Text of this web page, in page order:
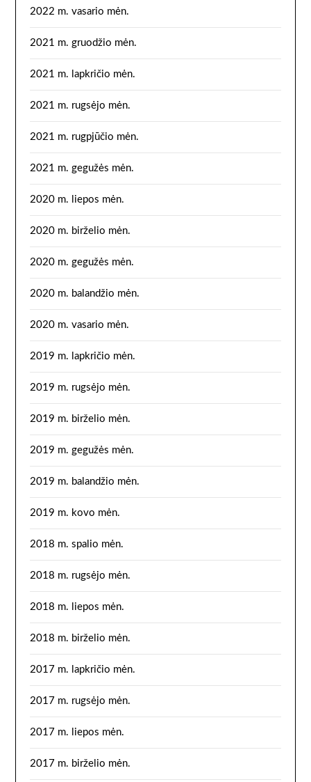
2022 m. vasario mėn.
2021 m. gruodžio mėn.
2021 m. lapkričio mėn.
2021 m. rugsėjo mėn.
2021 m. rugpjūčio mėn.
2021 m. gegužės mėn.
2020 m. liepos mėn.
2020 m. birželio mėn.
2020 m. gegužės mėn.
2020 m. balandžio mėn.
2020 m. vasario mėn.
2019 m. lapkričio mėn.
2019 m. rugsėjo mėn.
2019 m. birželio mėn.
2019 m. gegužės mėn.
2019 m. balandžio mėn.
2019 m. kovo mėn.
2018 m. spalio mėn.
2018 m. rugsėjo mėn.
2018 m. liepos mėn.
2018 m. birželio mėn.
2017 m. lapkričio mėn.
2017 m. rugsėjo mėn.
2017 m. liepos mėn.
2017 m. birželio mėn.